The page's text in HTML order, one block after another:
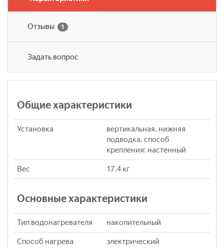
Отзывы 1
Задать вопрос
Общие характеристики
Установка
вертикальная, нижняя
подводка, способ
крепления: настенный
Вес 17.4 кг
Основные характеристики
Тип водонагревателя накопительный
Способ нагрева электрический